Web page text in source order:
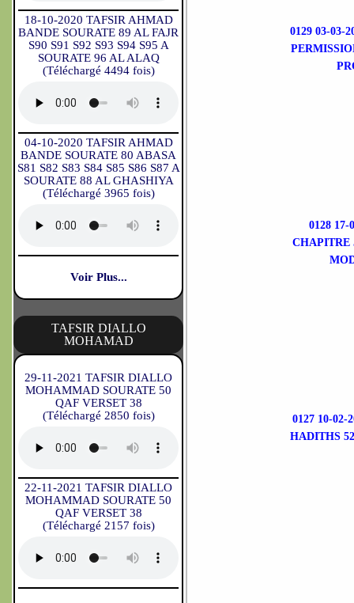
18-10-2020 TAFSIR AHMAD
BANDE SOURATE 89 AL FAJR
S90 S91 S92 S93 S94 S95 A
SOURATE 96 AL ALAQ
(Téléchargé 4494 fois)
04-10-2020 TAFSIR AHMAD
BANDE SOURATE 80 ABASA
S81 S82 S83 S84 S85 S86 S87 A
SOURATE 88 AL GHASHIYA
(Téléchargé 3965 fois)
Voir Plus...
TAFSIR DIALLO
MOHAMAD
29-11-2021 TAFSIR DIALLO
MOHAMMAD SOURATE 50
QAF VERSET 38
(Téléchargé 2850 fois)
22-11-2021 TAFSIR DIALLO
MOHAMMAD SOURATE 50
QAF VERSET 38
(Téléchargé 2157 fois)
0129 03-03-
0128
CHAPITRE
0127 10-
HADITHS